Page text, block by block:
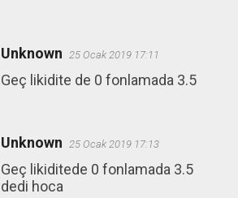
Unknown 25 Ocak 2019 17:11
Geç likidite de 0 fonlamada 3.5
Unknown 25 Ocak 2019 17:13
Geç likiditede 0 fonlamada 3.5
dedi hoca